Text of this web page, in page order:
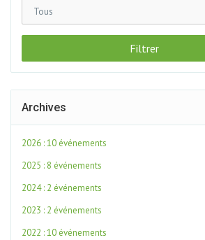
Filtrer
Archives
2026 : 10 événements
2025 : 8 événements
2024 : 2 événements
2023 : 2 événements
2022 : 10 événements